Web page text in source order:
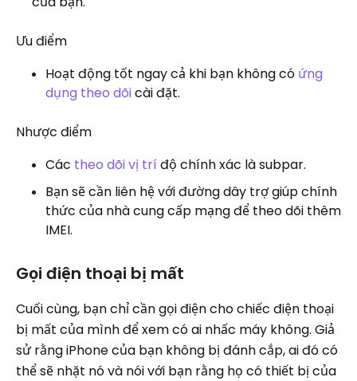
Ưu điểm
Hoạt động tốt ngay cả khi bạn không có ứng
dụng theo dõicài đặt.
Nhược điểm
Các theo dõi vị trí độ chính xác là subpar.
Bạn sẽ cần liên hệ với đường dây trợ giúp chính
thức của nhà cung cấp mạng để theo dõi thêm
IMEI.
Gọi điện thoại bị mất
Cuối cùng, bạn chỉ cần gọi điện cho chiếc điện thoại
bị mất của mình để xem có ai nhấc máy không. Giả
sử rằng iPhone của bạn không bị đánh cắp, ai đó có
thể sẽ nhặt nó và nói với bạn rằng họ có thiết bị của